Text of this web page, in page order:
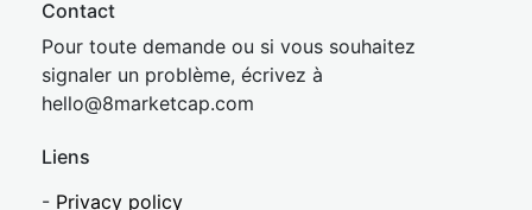
Contact
Pour toute demande ou si vous souhaitez
signaler un problème, écrivez à
hello@8marketcap.com
Liens
- Privacy policy